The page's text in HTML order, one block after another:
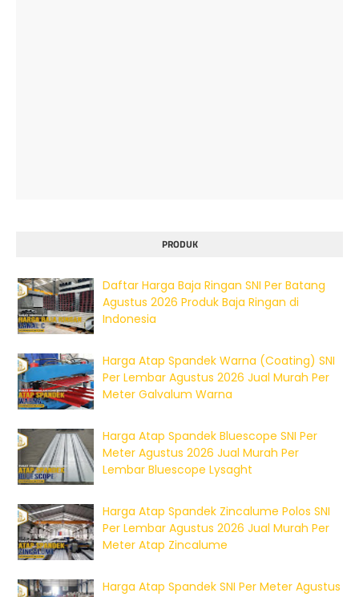
PRODUK
Daftar Harga Baja Ringan SNI Per Batang
Agustus 2026 Produk Baja Ringan di
Indonesia
Harga Atap Spandek Warna (Coating) SNI
Per Lembar Agustus 2026 Jual Murah Per
Meter Galvalum Warna
Harga Atap Spandek Bluescope SNI Per
Meter Agustus 2026 Jual Murah Per
Lembar Bluescope Lysaght
Harga Atap Spandek Zincalume Polos SNI
Per Lembar Agustus 2026 Jual Murah Per
Meter Atap Zincalume
Harga Atap Spandek SNI Per Meter Agustus